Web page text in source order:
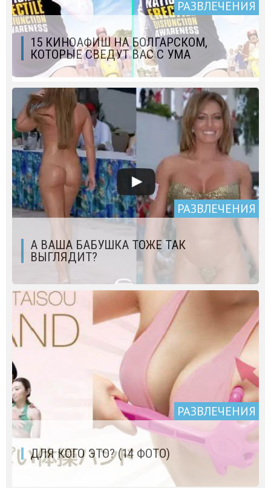
РАЗВЛЕЧЕНИЯ
15 КИНОАФИШ НА БОЛГАРСКОМ,
КОТОРЫЕ СВЕДУТ ВАС С УМА
РАЗВЛЕЧЕНИЯ
А ВАША БАБУШКА ТОЖЕ ТАК
ВЫГЛЯДИТ?
РАЗВЛЕЧЕНИЯ
ДЛЯ КОГО ЭТО? (14 ФОТО)